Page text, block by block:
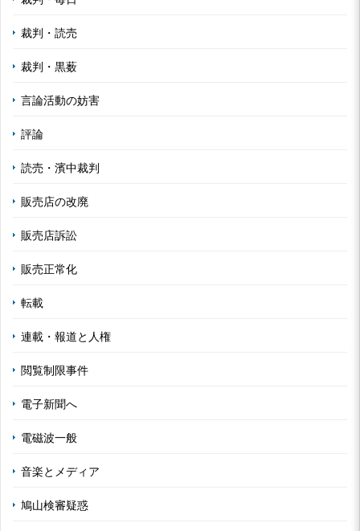
裁判・読売
裁判・黒薮
言論活動の妨害
評論
読売・濱中裁判
販売店の改廃
販売店訴訟
販売正常化
転載
連載・報道と人権
閲覧制限事件
電子新聞へ
電磁波一般
音楽とメディア
鳩山検審疑惑